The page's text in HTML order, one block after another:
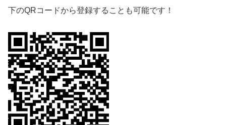
下のQRコードから登録することも可能です！